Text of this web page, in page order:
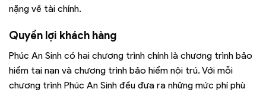
nặng về tài chính.
Quyền lợi khách hàng
Phúc An Sinh có hai chương trình chính là chương trình bảo
hiểm tai nạn và chương trình bảo hiểm nội trú. Với mỗi
chương trình Phúc An Sinh đều đưa ra những mức phí phù